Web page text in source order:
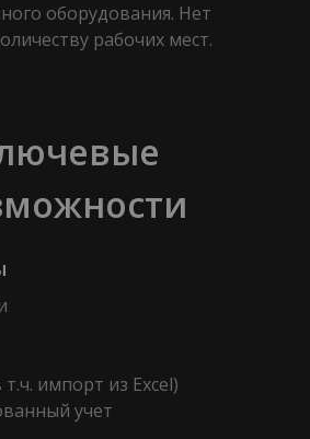
оборудования. Нет
рабочих мест.
импорт из Excel)
учет